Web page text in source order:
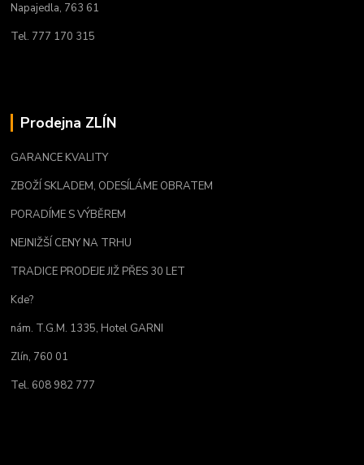
Napajedla, 763 61
Tel. 777 170 315
Prodejna ZLÍN
GARANCE KVALITY
ZBOŽÍ SKLADEM, ODESÍLÁME OBRATEM
PORADÍME S VÝBĚREM
NEJNIŽŠÍ CENY NA TRHU
TRADICE PRODEJE JIŽ PŘES 30 LET
Kde?
nám. T.G.M. 1335, Hotel GARNI
Zlín, 760 01
Tel. 608 982 777